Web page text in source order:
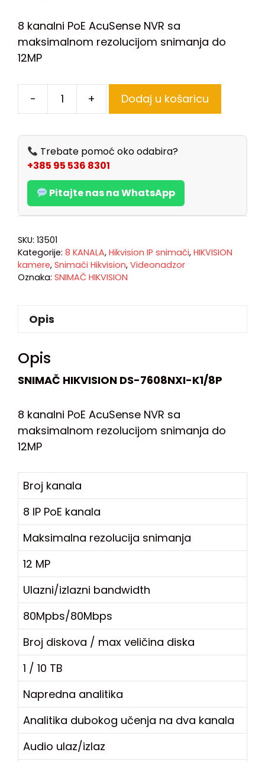
8 kanalni PoE AcuSense NVR sa
maksimalnom rezolucijom snimanja do
12MP
- + Dodaj u košaricu
Trebate pomoć oko odabira?
+385 95 536 8301
Pitajte nas na WhatsApp
SKU: 13501
Kategorije: 8 KANALA, Hikvision IP snimači, HIKVISION
kamere, Snimači Hikvision, Videonadzor
Oznaka: SNIMAČ HIKVISION
Opis
Opis
SNIMAČ HIKVISION DS-7608NXI-K1/8P
8 kanalni PoE AcuSense NVR sa
maksimalnom rezolucijom snimanja do
12MP
Broj kanala
8 IP PoE kanala
Maksimalna rezolucija snimanja
12 MP
Ulazni/izlazni bandwidth
80Mpbs/80Mbps
Broj diskova / max veličina diska
1 / 10 TB
Napredna analitika
Analitika dubokog učenja na dva kanala
Audio ulaz/izlaz